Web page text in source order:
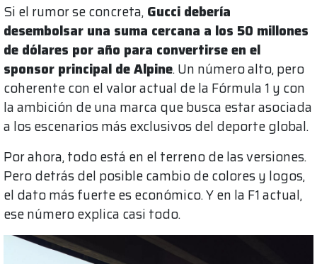
Si el rumor se concreta, Gucci debería
desembolsar una suma cercana a los 50 millones
de dólares por año para convertirse en el
sponsor principal de Alpine. Un número alto, pero
coherente con el valor actual de la Fórmula 1 y con
la ambición de una marca que busca estar asociada
a los escenarios más exclusivos del deporte global.
Por ahora, todo está en el terreno de las versiones.
Pero detrás del posible cambio de colores y logos,
el dato más fuerte es económico. Y en la F1 actual,
ese número explica casi todo.